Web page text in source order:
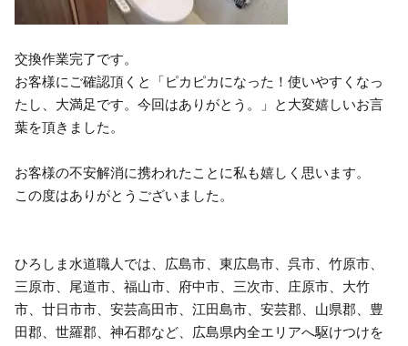
交換作業完了です。
お客様にご確認頂くと「ピカピカになった！使いやすくなっ
たし、大満足です。今回はありがとう。」と大変嬉しいお言
葉を頂きました。
お客様の不安解消に携われたことに私も嬉しく思います。
この度はありがとうございました。
ひろしま水道職人では、広島市、東広島市、呉市、竹原市、
三原市、尾道市、福山市、府中市、三次市、庄原市、大竹
市、廿日市市、安芸高田市、江田島市、安芸郡、山県郡、豊
田郡、世羅郡、神石郡など、広島県内全エリアへ駆けつけを